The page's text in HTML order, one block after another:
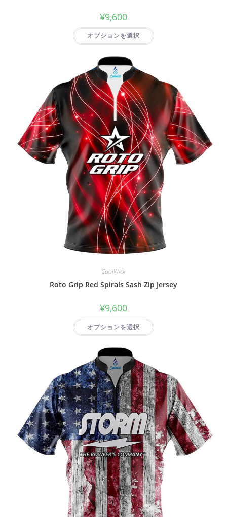
¥9,600
オプションを選択
CoolWick
Roto Grip Red Spirals Sash Zip Jersey
¥9,600
オプションを選択